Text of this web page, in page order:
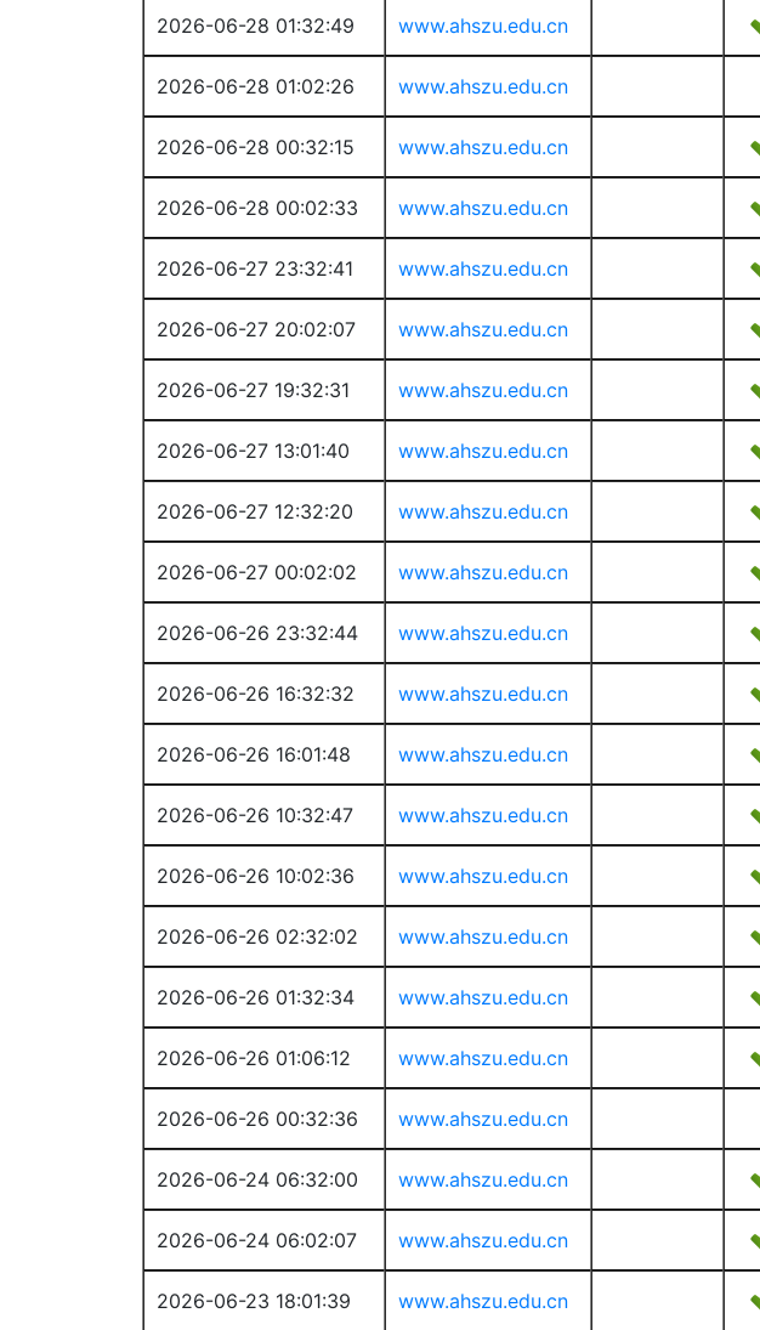
2026-06-28 01:32:49 www.ahszu.edu.cn
2026-06-28 01:02:26 www.ahszu.edu.cn
2026-06-28 00:32:15 www.ahszu.edu.cn
2026-06-28 00:02:33 www.ahszu.edu.cn
2026-06-27 23:32:41 www.ahszu.edu.cn
2026-06-27 20:02:07 www.ahszu.edu.cn
2026-06-27 19:32:31 www.ahszu.edu.cn
2026-06-27 13:01:40 www.ahszu.edu.cn
2026-06-27 12:32:20 www.ahszu.edu.cn
2026-06-27 00:02:02 www.ahszu.edu.cn
2026-06-26 23:32:44 www.ahszu.edu.cn
2026-06-26 16:32:32 www.ahszu.edu.cn
2026-06-26 16:01:48 www.ahszu.edu.cn
2026-06-26 10:32:47 www.ahszu.edu.cn
2026-06-26 10:02:36 www.ahszu.edu.cn
2026-06-26 02:32:02 www.ahszu.edu.cn
2026-06-26 01:32:34 www.ahszu.edu.cn
2026-06-26 01:06:12 www.ahszu.edu.cn
2026-06-26 00:32:36 www.ahszu.edu.cn
2026-06-24 06:32:00 www.ahszu.edu.cn
2026-06-24 06:02:07 www.ahszu.edu.cn
2026-06-23 18:01:39 www.ahszu.edu.cn